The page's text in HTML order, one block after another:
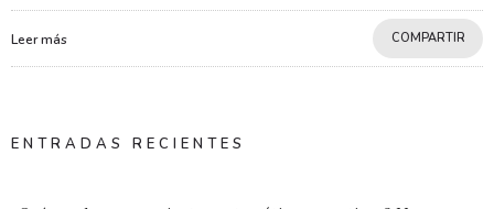
Leer más COMPARTIR
ENTRADAS RECIENTES